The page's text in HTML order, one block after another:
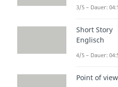
will
3/5 – Dauer:
Short Story
Englisch
4/5 – Dauer:
Point of view